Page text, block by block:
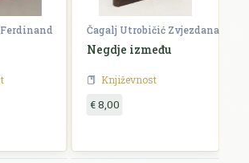
Čagalj Utrobičić Zvjezdana
Negdje između
Književnost
€ 8,00